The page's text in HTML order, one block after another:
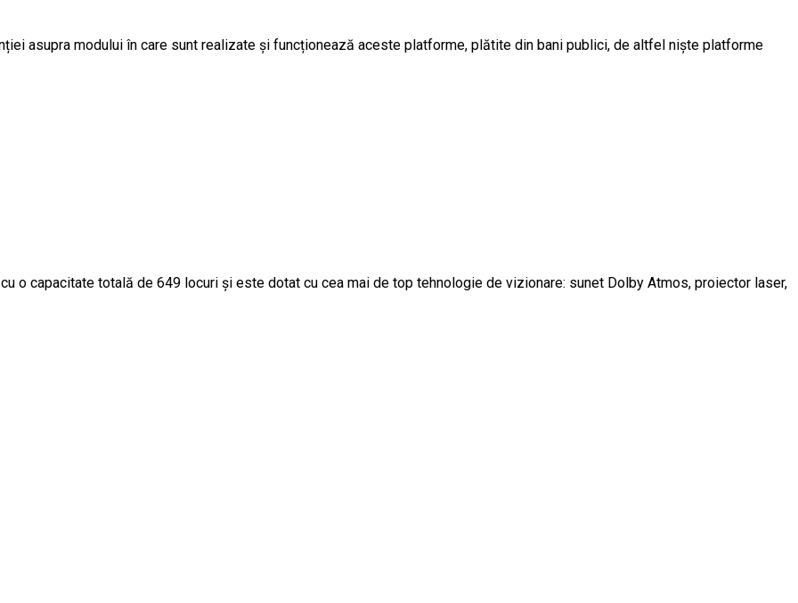
asupra modului în care sunt realizate și funcționează aceste platforme, plătite din bani publici, de altfel niște platforme
o capacitate totală de 649 locuri și este dotat cu cea mai de top tehnologie de vizionare: sunet Dolby Atmos, proiector laser,